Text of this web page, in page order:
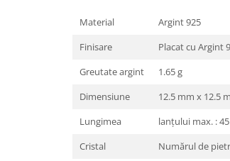
Material
Argint 925
Finisare
Placat cu Argint
Greutate argint
1.65 g
Dimensiune
12.5 mm x 12.5
Lungimea
lanțului max. :
Cristal
Numărul de